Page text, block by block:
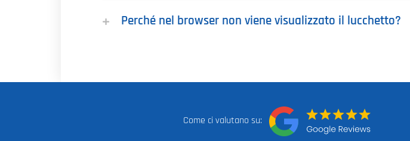
Perché nel browser non viene visualizzato il lucchetto?
Come ci valutano su: